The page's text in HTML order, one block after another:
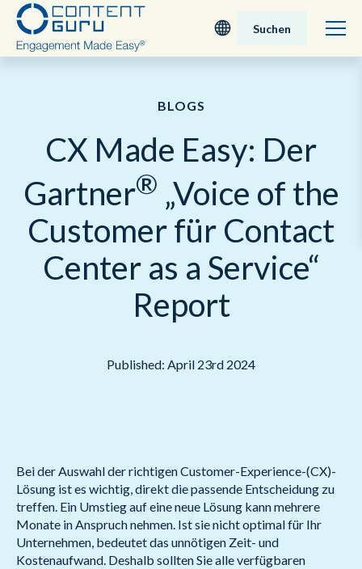
Nederlands
English - USA
Suchen
BLOGS
CX Made Easy: Der
Gartner® „Voice of the
Customer für Contact
Center as a Service“
Report
Published: April 23rd 2024
Bei der Auswahl der richtigen Customer-Experience-(CX)-
Lösung ist es wichtig, direkt die passende Entscheidung zu
treffen. Ein Umstieg auf eine neue Lösung kann mehrere
Monate in Anspruch nehmen. Ist sie nicht optimal für Ihr
Unternehmen, bedeutet das unnötigen Zeit- und
Kostenaufwand. Deshalb sollten Sie alle verfügbaren